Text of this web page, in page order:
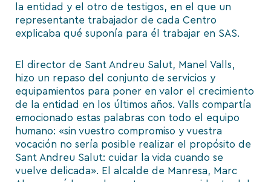
la entidad y el otro de testigos, en el que un
representante trabajador de cada Centro
explicaba qué suponía para él trabajar en SAS.
El director de Sant Andreu Salut, Manel Valls,
hizo un repaso del conjunto de servicios y
equipamientos para poner en valor el crecimiento
de la entidad en los últimos años. Valls compartía
emocionado estas palabras con todo el equipo
humano: «sin vuestro compromiso y vuestra
vocación no sería posible realizar el propósito de
Sant Andreu Salut: cuidar la vida cuando se
vuelve delicada». El alcalde de Manresa, Marc